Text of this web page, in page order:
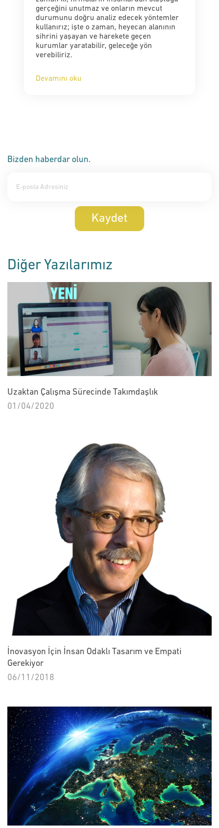
gerçeğini unutmaz ve onların mevcut
durumunu doğru analiz edecek yöntemler
kullanırız; işte o zaman, heyecan alanının
sihrini yaşayan ve harekete geçen
kurumlar yaratabilir, geleceğe yön
verebiliriz.
Devamını oku
Bizden haberdar olun.
Kaydet
Diğer Yazılarımız
Uzaktan Çalışma Sürecinde Takımdaşlık
01/04/2020
İnovasyon İçin İnsan Odaklı Tasarım ve Empati
Gerekiyor
06/11/2018